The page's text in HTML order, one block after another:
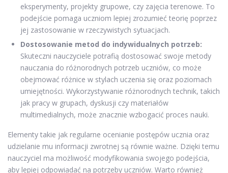
eksperymenty, projekty grupowe, czy zajęcia terenowe. To
podejście pomaga uczniom lepiej zrozumieć teorię poprzez
jej zastosowanie w rzeczywistych sytuacjach.
Dostosowanie metod do indywidualnych potrzeb:
Skuteczni nauczyciele potrafią dostosować swoje metody
nauczania do różnorodnych potrzeb uczniów, co może
obejmować różnice w stylach uczenia się oraz poziomach
umiejętności. Wykorzystywanie różnorodnych technik, takich
jak pracy w grupach, dyskusji czy materiałów
multimedialnych, może znacznie wzbogacić proces nauki.
Elementy takie jak regularne ocenianie postępów ucznia oraz
udzielanie mu informacji zwrotnej są równie ważne. Dzięki temu
nauczyciel ma możliwość modyfikowania swojego podejścia,
aby lepiej odpowiadać na potrzeby uczniów. Warto również